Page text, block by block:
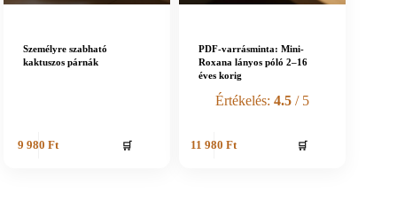
Személyre szabható
kaktuszos párnák
9 980Ft 🛒
PDF-varrásminta: Mini-
Roxana lányos póló 2–16
éves korig
Értékelés:4.5 / 5
11 980Ft 🛒